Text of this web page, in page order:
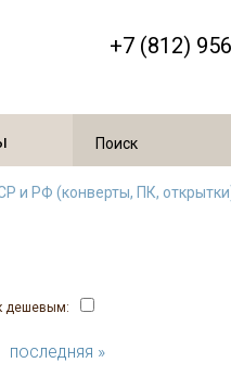
+7 (812)
и РФ (конверты, ПК,
дешевым:
последняя »